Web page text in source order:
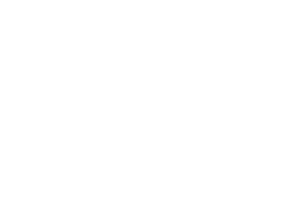
carrousel en utilisant les liens de saut.